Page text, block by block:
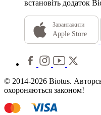
встановіть додаток
Завантажити
Apple Store
© 2014-2026 Biotus.
охороняються законом!